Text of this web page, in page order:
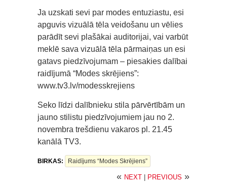
Ja uzskati sevi par modes entuziastu, esi
apguvis vizuālā tēla veidošanu un vēlies
parādīt sevi plašākai auditorijai, vai varbūt
meklē sava vizuālā tēla pārmaiņas un esi
gatavs piedzīvojumam – piesakies dalībai
raidījumā “Modes skrējiens”:
www.tv3.lv/modesskrejiens
Seko līdzi dalībnieku stila pārvērtībām un
jauno stilistu piedzīvojumiem jau no 2.
novembra trešdienu vakaros pl. 21.45
kanālā TV3.
BIRKAS: Raidījums “Modes Skrējiens”
« NEXT PREVIOUS »